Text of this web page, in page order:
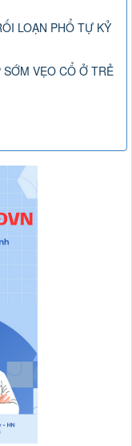
LOẠN PHỔ TỰ KỶ
VẸO CỔ Ở TRẺ